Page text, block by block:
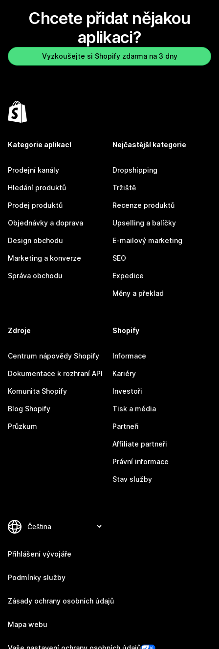
Chcete přidat nějakou
aplikaci?
Vyzkoušejte si Shopify zdarma na 3 dny
Kategorie aplikací
Prodejní kanály
Hledání produktů
Prodej produktů
Objednávky a doprava
Design obchodu
Marketing a konverze
Správa obchodu
Nejčastější kategorie
Dropshipping
Tržiště
Recenze produktů
Upselling a balíčky
E-mailový marketing
SEO
Expedice
Měny a překlad
Zdroje
Centrum nápovědy Shopify
Dokumentace k rozhraní API
Komunita Shopify
Blog Shopify
Průzkum
Shopify
Informace
Kariéry
Investoři
Tisk a média
Partneři
Affiliate partneři
Právní informace
Stav služby
Přihlášení vývojáře
Podmínky služby
Zásady ochrany osobních údajů
Mapa webu